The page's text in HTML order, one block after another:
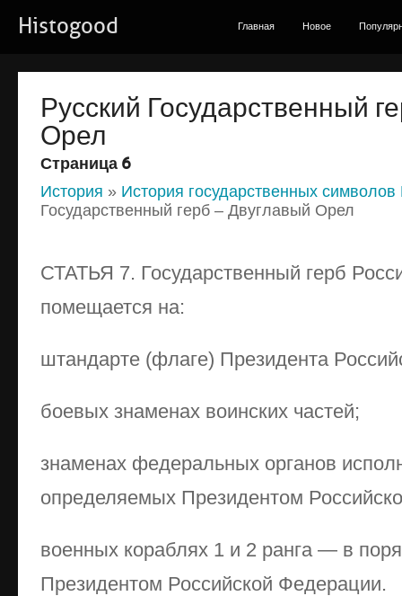
Histogood Главная Новое
Русский Государственный
Орел
Страница 6
История » История государственных символов
Государственный герб – Двуглавый Орел
СТАТЬЯ 7. Государственный герб
помещается на:
штандарте (флаге) Президента
боевых знаменах воинских частей;
знаменах федеральных органов
определяемых Президентом
военных кораблях 1 и 2 ранга — в
Президентом Российской Федерации.